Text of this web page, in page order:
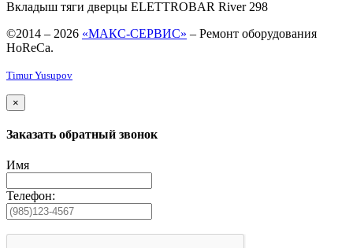
Вкладыш тяги дверцы ELETTROBAR River 298
©2014 – 2026 «МАКС-СЕРВИС» – Ремонт оборудования
HoReCa.
Timur Yusupov
×
Заказать обратный звонок
Имя
Телефон: